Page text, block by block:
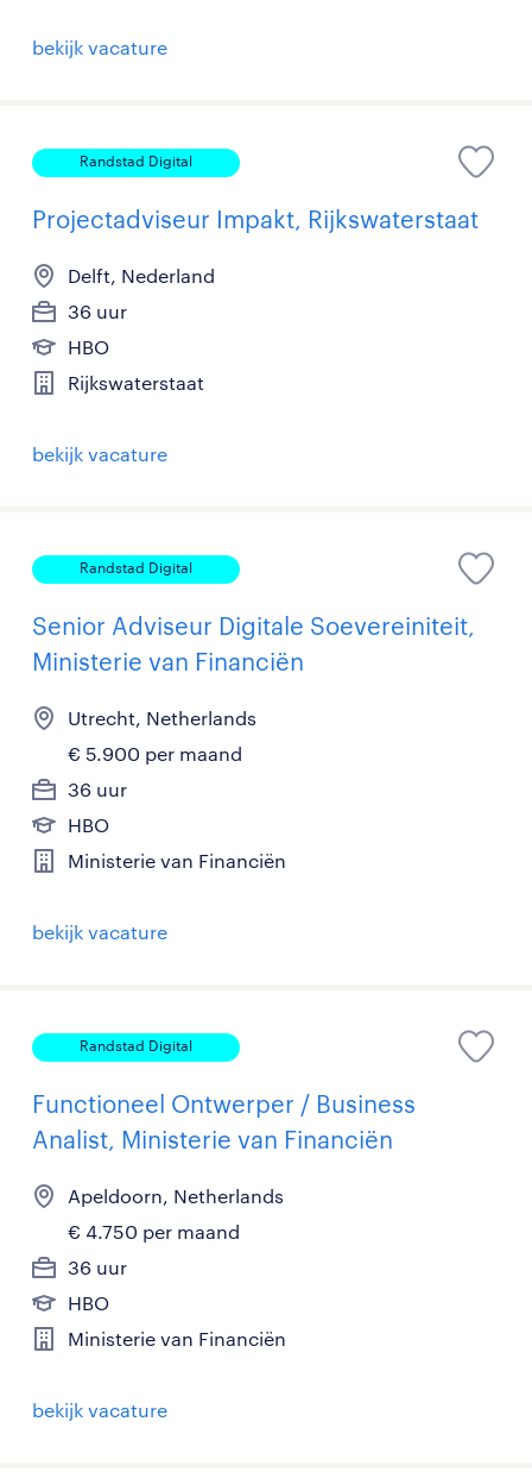
bekijk vacature
Randstad Digital
Projectadviseur Impakt, Rijkswaterstaat
Delft, Nederland
36 uur
HBO
Rijkswaterstaat
bekijk vacature
Randstad Digital
Senior Adviseur Digitale Soevereiniteit,
Ministerie van Financiën
Utrecht, Netherlands
€ 5.900 per maand
36 uur
HBO
Ministerie van Financiën
bekijk vacature
Randstad Digital
Functioneel Ontwerper / Business
Analist, Ministerie van Financiën
Apeldoorn, Netherlands
€ 4.750 per maand
36 uur
HBO
Ministerie van Financiën
bekijk vacature